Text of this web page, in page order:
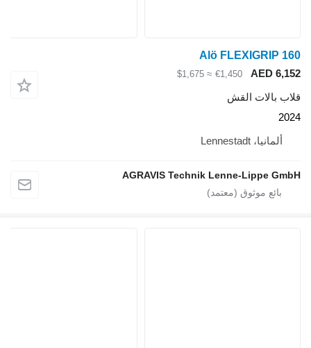
Alö FLEXIGRIP 160
AED 6,152
€1,450
≈ $1,675
قلاب بالات القش
2024
ألمانيا، Lennestadt
AGRAVIS Technik Lenne-Lippe GmbH